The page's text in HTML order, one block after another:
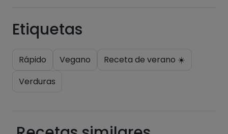
Etiquetas
Rápido Vegano
Receta de verano ☀️
Verduras